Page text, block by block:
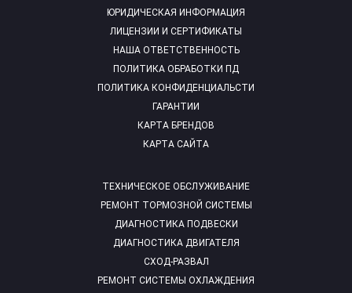
ТЕХНИЧЕСКОЕ ОБСЛУЖИВАНИЕ
РЕМОНТ ТОРМОЗНОЙ СИСТЕМЫ
ДИАГНОСТИКА ПОДВЕСКИ
ДИАГНОСТИКА ДВИГАТЕЛЯ
СХОД-РАЗВАЛ
РЕМОНТ СИСТЕМЫ ОХЛАЖДЕНИЯ
ЮРИДИЧЕСКАЯ ИНФОРМАЦИЯ
ЛИЦЕНЗИИ И СЕРТИФИКАТЫ
НАША ОТВЕТСТВЕННОСТЬ
ПОЛИТИКА ОБРАБОТКИ ПД
ПОЛИТИКА КОНФИДЕНЦИАЛЬСТИ
ГАРАНТИИ
КАРТА БРЕНДОВ
КАРТА САЙТА